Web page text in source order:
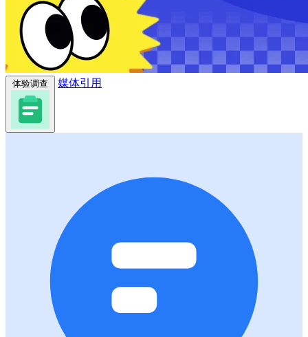
体验调查 媒体引用